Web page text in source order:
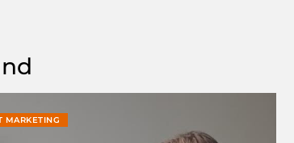
MARKETING